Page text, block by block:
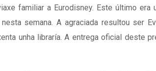
familiar a Eurodisney. Este último
semana. A agraciada resultou ser
unha libraría. A entrega oficial deste